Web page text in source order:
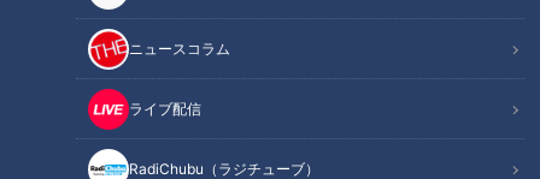
ニュースコラム
ライブ配信
RadiChubu（ラジチューブ）
記事に戻る
この記事を見たあなたへのおすすめ